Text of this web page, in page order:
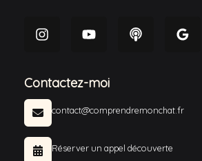
Contactez-moi
contact@comprendremonchat.fr
Réserver un appel découverte